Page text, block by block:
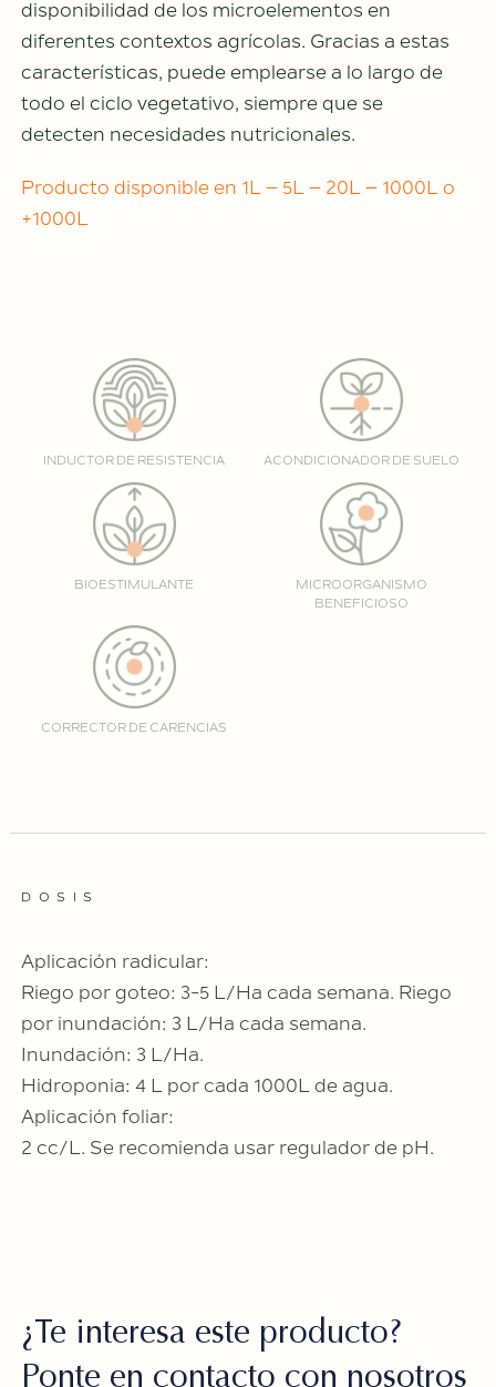
disponibilidad de los microelementos en
diferentes contextos agrícolas. Gracias a estas
características, puede emplearse a lo largo de
todo el ciclo vegetativo, siempre que se
detecten necesidades nutricionales.
Producto disponible en 1L – 5L – 20L – 1000L o
+1000L
INDUCTOR DE RESISTENCIA ACONDICIONADOR DE SUELO
BIOESTIMULANTE
MICROORGANISMO
BENEFICIOSO
CORRECTOR DE CARENCIAS
DOSIS
Aplicación radicular:
Riego por goteo: 3-5 L/Ha cada semana. Riego
por inundación: 3 L/Ha cada semana.
Inundación: 3 L/Ha.
Hidroponia: 4 L por cada 1000L de agua.
Aplicación foliar:
2 cc/L. Se recomienda usar regulador de pH.
¿Te interesa este producto?
Ponte en contacto con nosotros